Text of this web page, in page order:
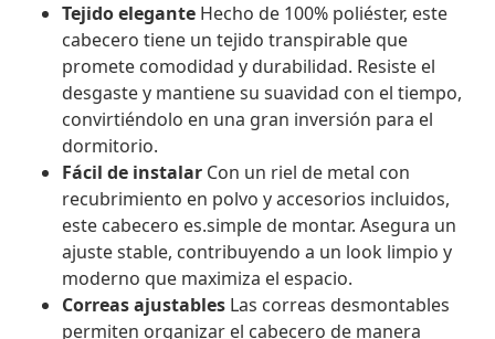
Tejido elegante Hecho de 100% poliéster, este
cabecero tiene un tejido transpirable que
promete comodidad y durabilidad. Resiste el
desgaste y mantiene su suavidad con el tiempo,
convirtiéndolo en una gran inversión para el
dormitorio.
Fácil de instalar Con un riel de metal con
recubrimiento en polvo y accesorios incluidos,
este cabecero es.simple de montar. Asegura un
ajuste stable, contribuyendo a un look limpio y
moderno que maximiza el espacio.
Correas ajustables Las correas desmontables
permiten organizar el cabecero de manera